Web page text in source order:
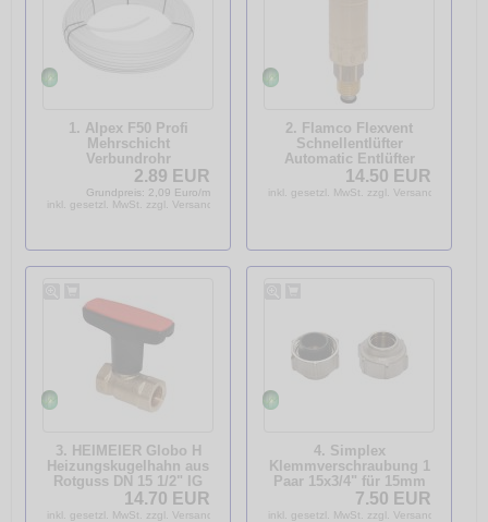
1. Alpex F50 Profi
Mehrschicht
Verbundrohr
Aluverbundrohr
Meterware 16x2,0
83516400
2.89 EUR
Grundpreis: 2,09 Euro/m
inkl. gesetzl. MwSt. zzgl. Versandkosten
2. Flamco Flexvent
Schnellentlüfter
Automatic Entlüfter
Schwimmerentlüfter
3/8" AG 27750
14.50 EUR
inkl. gesetzl. MwSt. zzgl. Versandkosten
3. HEIMEIER Globo H
Heizungskugelhahn aus
Rotguss DN 15 1/2" IG
0600-02.000
14.70 EUR
inkl. gesetzl. MwSt. zzgl. Versandkosten
4. Simplex
Klemmverschraubung 1
Paar 15x3/4" für 15mm
Kupferrohr
Weichstahlrohr
7.50 EUR
inkl. gesetzl. MwSt. zzgl. Versandkosten